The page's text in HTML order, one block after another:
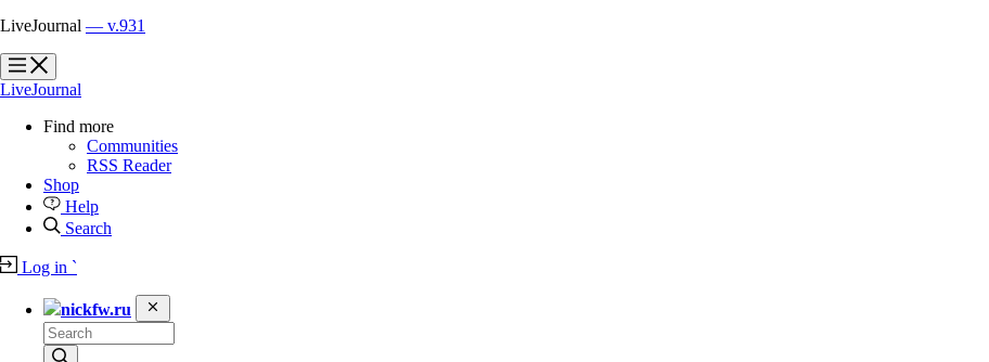
LiveJournal — v.931
?
?
LiveJournal
Find more
Communities
RSS Reader
Shop
Help
Search
Log in `
nickfw.ru